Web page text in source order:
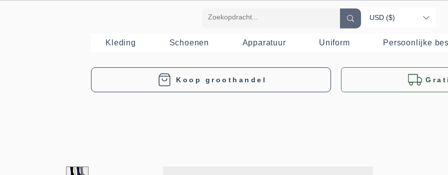
USD ($)
Kleding Schoenen Apparatuur Uniform Persoonlijke
Koop groothandel